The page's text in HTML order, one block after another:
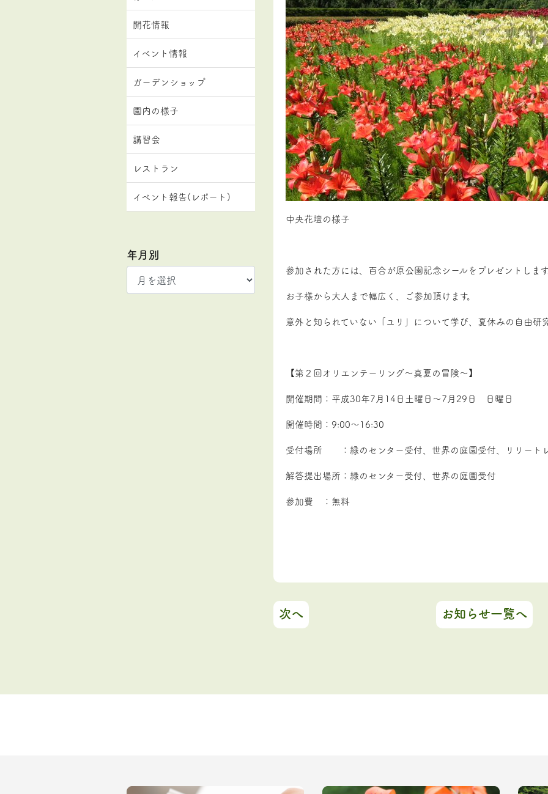
中央花壇の様子
参加された方には、百合が原公園記念シールをプレゼントしま
お子様から大人まで幅広く、ご参加頂けます。
意外と知られていない「ユリ」について学び、夏休みの自由研
【第２回オリエンテーリング～真夏の冒険～】
開催期間：平成30年7月14日土曜日～7月29日 日曜日
開催時間：9:00～16:30
受付場所 ：緑のセンター受付、世界の庭園受付、リリート
解答提出場所：緑のセンター受付、世界の庭園受付
参加費 ：無料
次へ お知らせ一覧へ
開花情報
イベント情報
ガーデンショップ
園内の様子
講習会
レストラン
イベント報告(レポート)
年月別